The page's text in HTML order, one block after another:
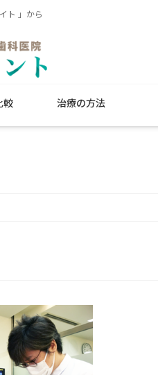
ト 」から
較 治療の方法